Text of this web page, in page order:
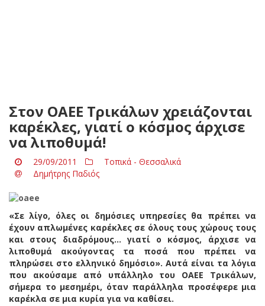
Στον ΟΑΕΕ Τρικάλων χρειάζονται
καρέκλες, γιατί ο κόσμος άρχισε
να λιποθυμά!
29/09/2011
Τοπικά - Θεσσαλικά
Δημήτρης Παδιός
«Σε λίγο, όλες οι δημόσιες υπηρεσίες θα πρέπει να
έχουν απλωμένες καρέκλες σε όλους τους χώρους τους
και στους διαδρόμους… γιατί ο κόσμος, άρχισε να
λιποθυμά ακούγοντας τα ποσά που πρέπει να
πληρώσει στο ελληνικό δημόσιο». Αυτά είναι τα λόγια
που ακούσαμε από υπάλληλο του ΟΑΕΕ Τρικάλων,
σήμερα το μεσημέρι, όταν παράλληλα προσέφερε μια
καρέκλα σε μια κυρία για να καθίσει.